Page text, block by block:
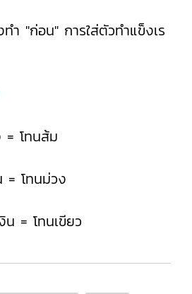
"ก่อน" การใส่ตัวทำแข็งเร
โทนส้ม
โทนม่วง
= โทนเขียว